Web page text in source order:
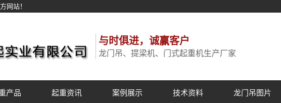
网站！
与时俱进，诚赢客户
龙门吊、提梁机、门式起重机生产厂家
产品 起重资讯 案例展示 技术资料 龙门吊图片